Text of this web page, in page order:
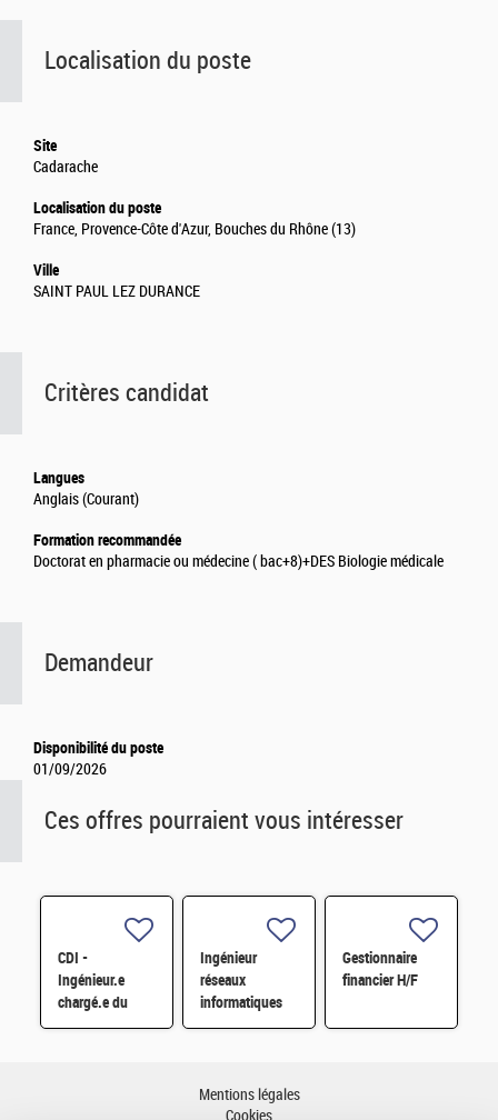
Localisation du poste
Site
Cadarache
Localisation du poste
France, Provence-Côte d'Azur, Bouches du Rhône (13)
Ville
SAINT PAUL LEZ DURANCE
Critères candidat
Langues
Anglais (Courant)
Formation recommandée
Doctorat en pharmacie ou médecine ( bac+8)+DES Biologie médicale
Demandeur
Disponibilité du poste
01/09/2026
Ces offres pourraient vous intéresser
CDI -
Ingénieur.e
chargé.e du
Suivi d'études et
Ingénieur
réseaux
informatiques
de conduite
Gestionnaire
financier H/F
Mentions légales
Cookies